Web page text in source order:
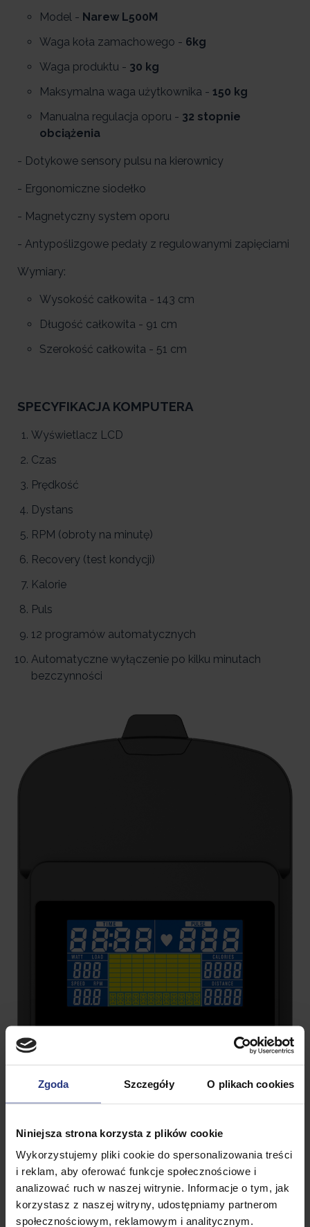
Zgoda Szczegóły O plikach cookies
Niniejsza strona korzysta z plików cookie
Wykorzystujemy pliki cookie do spersonalizowania treści
i reklam, aby oferować funkcje społecznościowe i
analizować ruch w naszej witrynie. Informacje o tym, jak
korzystasz z naszej witryny, udostępniamy partnerom
społecznościowym, reklamowym i analitycznym.
Model - Narew L500M
Waga koła zamachowego - 6kg
Waga produktu - 30 kg
Maksymalna waga użytkownika - 150 kg
Manualna regulacja oporu - 32 stopnie
obciążenia
- Dotykowe sensory pulsu na kierownicy
- Ergonomiczne siodełko
- Magnetyczny system oporu
- Antypoślizgowe pedały z regulowanymi zapięciami
Wymiary:
Wysokość całkowita - 143 cm
Długość całkowita - 91 cm
Szerokość całkowita - 51 cm
SPECYFIKACJA KOMPUTERA
Wyświetlacz LCD
Czas
Prędkość
Dystans
RPM (obroty na minutę)
Recovery (test kondycji)
Kalorie
Puls
12 programów automatycznych
Automatyczne wyłączenie po kilku minutach
bezczynności